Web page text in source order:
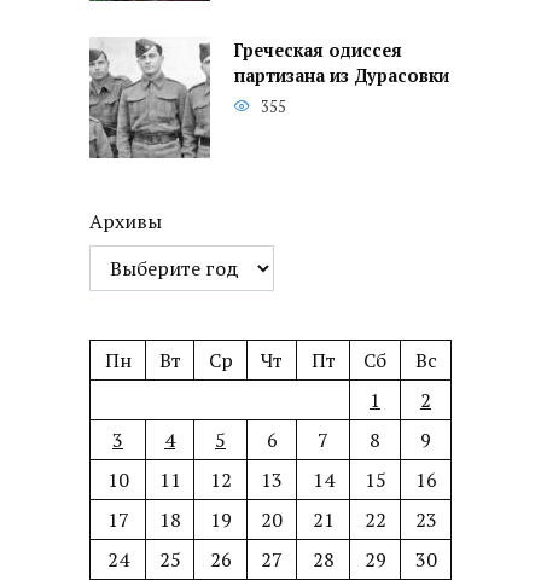
Греческая одиссея
партизана из Дурасовки
355
Архивы
Пн Вт Ср Чт Пт Сб
Вс
1
2
3
4 5 6 7 8
9
10
11 12 13 14 15
16
17
18 19 20 21 22
23
24
25 26 27 28 29
30